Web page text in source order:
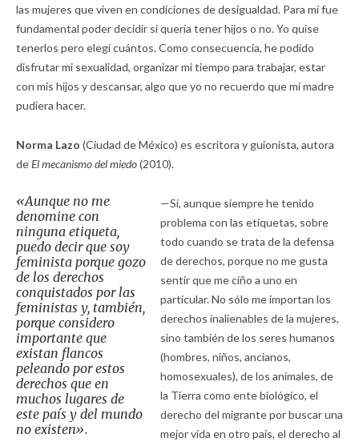
las mujeres que viven en condiciones de desigualdad. Para mí fue
fundamental poder decidir si quería tener hijos o no. Yo quise
tenerlos pero elegí cuántos. Como consecuencia, he podido
disfrutar mi sexualidad, organizar mi tiempo para trabajar, estar
con mis hijos y descansar, algo que yo no recuerdo que mi madre
pudiera hacer.
Norma Lazo (Ciudad de México) es escritora y guionista, autora
deEl mecanismo del miedo(2010).
«Aunque no me
denomine con
ninguna etiqueta,
puedo decir que soy
feminista porque gozo
de los derechos
conquistados por las
feministas y, también,
porque considero
importante que
existan flancos
peleando por estos
derechos que en
muchos lugares de
este país y del mundo
no existen».
—Sí, aunque siempre he tenido
problema con las etiquetas, sobre
todo cuando se trata de la defensa
de derechos, porque no me gusta
sentir que me ciño a uno en
particular. No sólo me importan los
derechos inalienables de la mujeres,
sino también de los seres humanos
(hombres, niños, ancianos,
homosexuales), de los animales, de
la Tierra como ente biológico, el
derecho del migrante por buscar una
mejor vida en otro país, el derecho al